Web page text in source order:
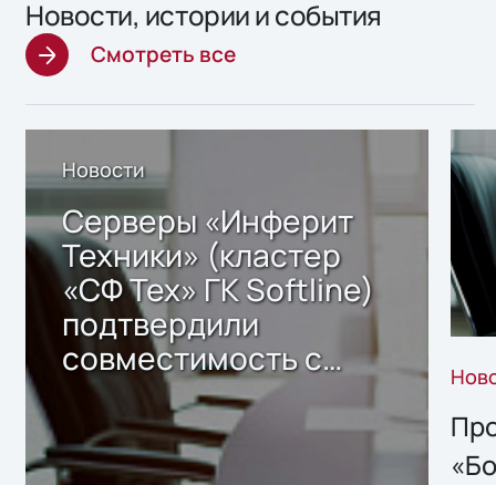
Новости, истории и события
Смотреть все
Новости
Серверы «Инферит
Техники» (кластер
«СФ Тех» ГК Softline)
подтвердили
совместимость с
решением Sharx
Storage 2.x для
хранения данных